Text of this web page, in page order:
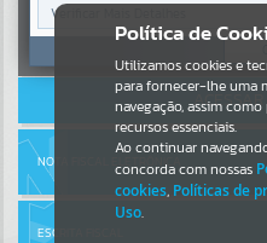
Por
SERVIÇOS
NOTA FISCAL ELETRÔNICA
ESCRITA FISCAL
Política de
Utilizamos cookies e
para fornecer-lhe uma
navegação, assim
recursos essenciais.
Ao continuar
concorda com nossas
cookies, Políticas de
Uso.
Verificar Mais Detalhes